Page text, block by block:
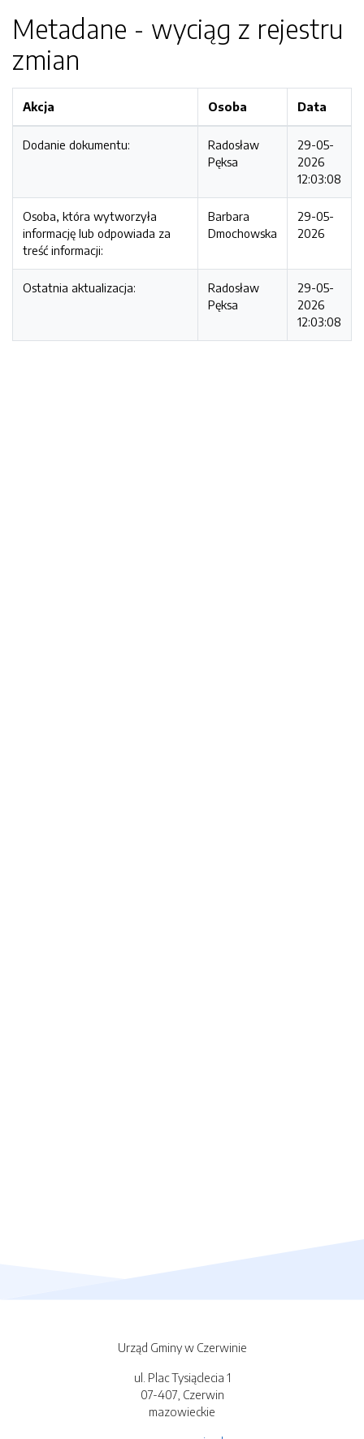
Metadane - wyciąg z rejestru
zmian
Akcja Osoba Data
Dodanie dokumentu:
Radosław
Pęksa
29-05-
2026
12:03:08
Osoba, która wytworzyła
informację lub odpowiada za
treść informacji:
Barbara
Dmochowska
29-05-
2026
Ostatnia aktualizacja:
Radosław
Pęksa
29-05-
2026
12:03:08
Urząd Gminy w Czerwinie
ul. Plac Tysiąclecia 1
07-407, Czerwin
mazowieckie